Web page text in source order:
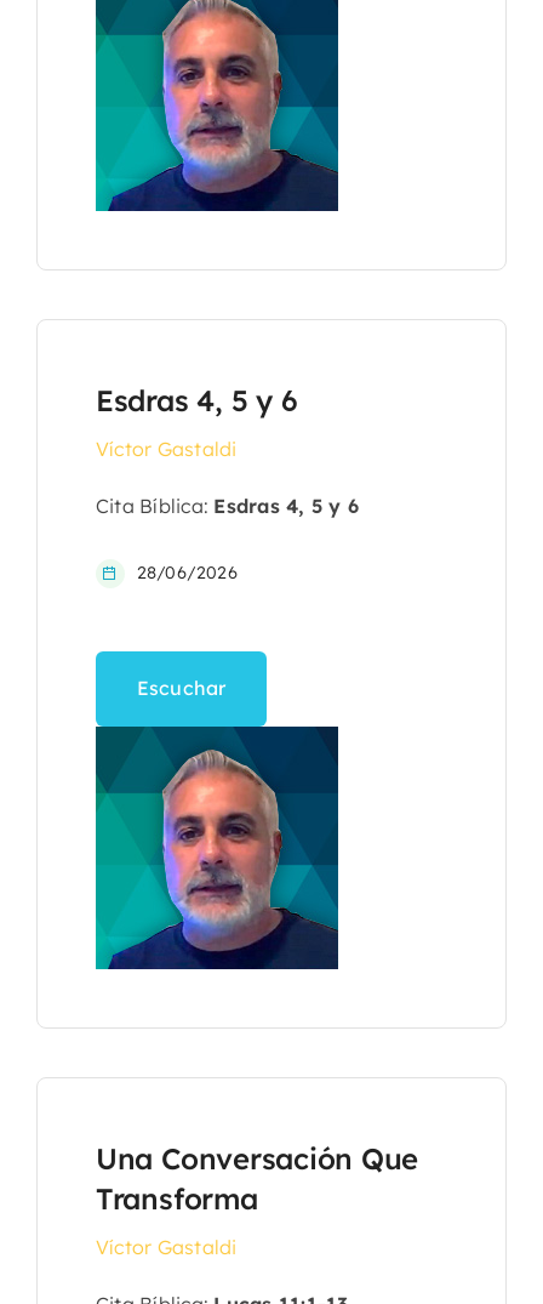
Esdras 4, 5 y 6
Víctor Gastaldi
Cita Bíblica: Esdras 4, 5 y 6
28/06/2026
Escuchar
Una Conversación Que
Transforma
Víctor Gastaldi